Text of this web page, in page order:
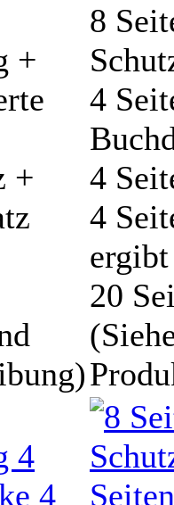
+
+
8
4
4
4
ergibt
20